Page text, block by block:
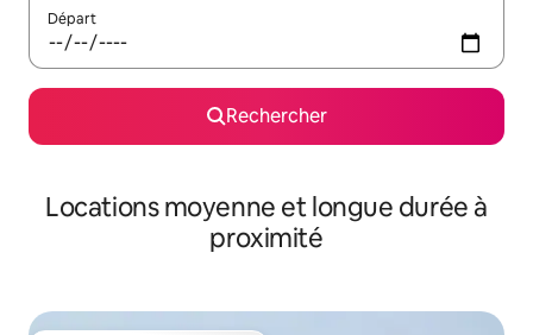
Départ
Rechercher
Locations moyenne et longue durée à
proximité